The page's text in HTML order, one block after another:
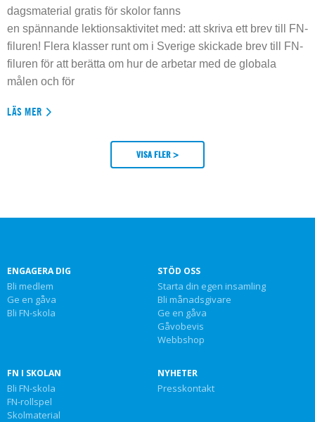
dagsmaterial gratis för skolor fanns
en spännande lektionsaktivitet med: att skriva ett brev till FN-
filuren! Flera klasser runt om i Sverige skickade brev till FN-
filuren för att berätta om hur de arbetar med de globala
målen och för
LÄS MER
VISA FLER >
ENGAGERA DIG
Bli medlem
Ge en gåva
Bli FN-skola
STÖD OSS
Starta din egen insamling
Bli månadsgivare
Ge en gåva
Gåvobevis
Webbshop
FN I SKOLAN
Bli FN-skola
FN-rollspel
Skolmaterial
NYHETER
Presskontakt